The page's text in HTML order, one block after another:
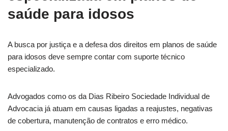
saúde para idosos
A busca por justiça e a defesa dos direitos em planos de saúde
para idosos deve sempre contar com suporte técnico
especializado.
Advogados como os da Dias Ribeiro Sociedade Individual de
Advocacia já atuam em causas ligadas a reajustes, negativas
de cobertura, manutenção de contratos e erro médico.